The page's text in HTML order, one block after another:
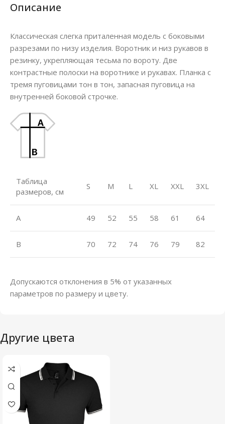
Описание
Классическая слегка приталенная модель с боковыми
разрезами по низу изделия. Воротник и низ рукавов в
резинку, укрепляющая тесьма по вороту. Две
контрастные полоски на воротнике и рукавах. Планка с
тремя пуговицами тон в тон, запасная пуговица на
внутренней боковой строчке.
Таблица
размеров, см
S M L XL XXL 3XL
A 49 52 55 58 61 64
B 70 72 74 76 79 82
Допускаются отклонения в 5% от указанных
параметров по размеру и цвету.
Другие цвета